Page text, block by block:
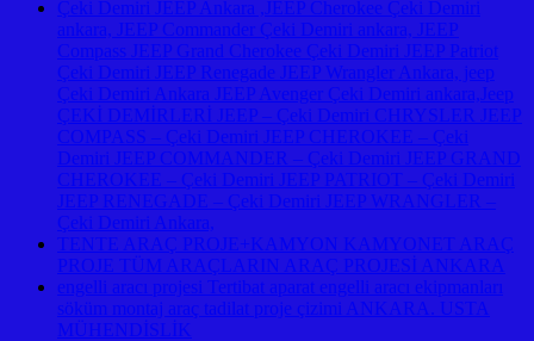
Çeki Demiri JEEP Ankara ,JEEP Cherokee Çeki Demiri
ankara, JEEP Commander Çeki Demiri ankara, JEEP
Compass JEEP Grand Cherokee Çeki Demiri JEEP Patriot
Çeki Demiri JEEP Renegade JEEP Wrangler Ankara, jeep
Çeki Demiri Ankara JEEP Avenger Çeki Demiri ankara,Jeep
ÇEKİ DEMİRLERİ JEEP – Çeki Demiri CHRYSLER JEEP
COMPASS – Çeki Demiri JEEP CHEROKEE – Çeki
Demiri JEEP COMMANDER – Çeki Demiri JEEP GRAND
CHEROKEE – Çeki Demiri JEEP PATRIOT – Çeki Demiri
JEEP RENEGADE – Çeki Demiri JEEP WRANGLER –
Çeki Demiri Ankara,
TENTE ARAÇ PROJE+KAMYON KAMYONET ARAÇ
PROJE TÜM ARAÇLARIN ARAÇ PROJESİ ANKARA
engelli aracı projesi Tertibat aparat engelli aracı ekipmanları
söküm montaj araç tadilat proje çizimi ANKARA. USTA
MÜHENDİSLİK